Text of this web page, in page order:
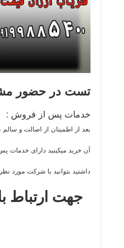
تست در حضور
خدمات پس از فروش :
بعد از اطمینان از اصالت و سالم
آن خرید میکینید دارای خدمات
داشتید بتوانید با شرکت مورد
جهت ارتباط